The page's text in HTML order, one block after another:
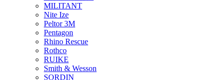
MILITANT
Nite Ize
Peltor 3M
Pentagon
Rhino Rescue
Rothco
RUIKE
Smith & Wesson
SORDIN